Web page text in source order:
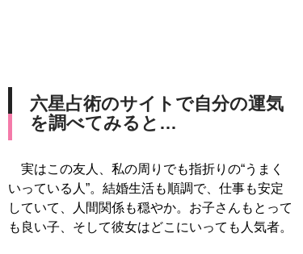
六星占術のサイトで自分の運気
を調べてみると…
実はこの友人、私の周りでも指折りの“うまく
いっている人”。結婚生活も順調で、仕事も安定
していて、人間関係も穏やか。お子さんもとって
も良い子、そして彼女はどこにいっても人気者。